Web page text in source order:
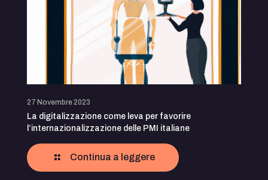
27 Novembre 2023
La digitalizzazione come leva per favorire
l’internazionalizzazione delle PMI italiane
Continua a leggere